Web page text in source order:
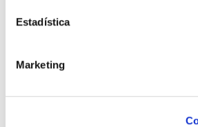
Estadística
Marketing